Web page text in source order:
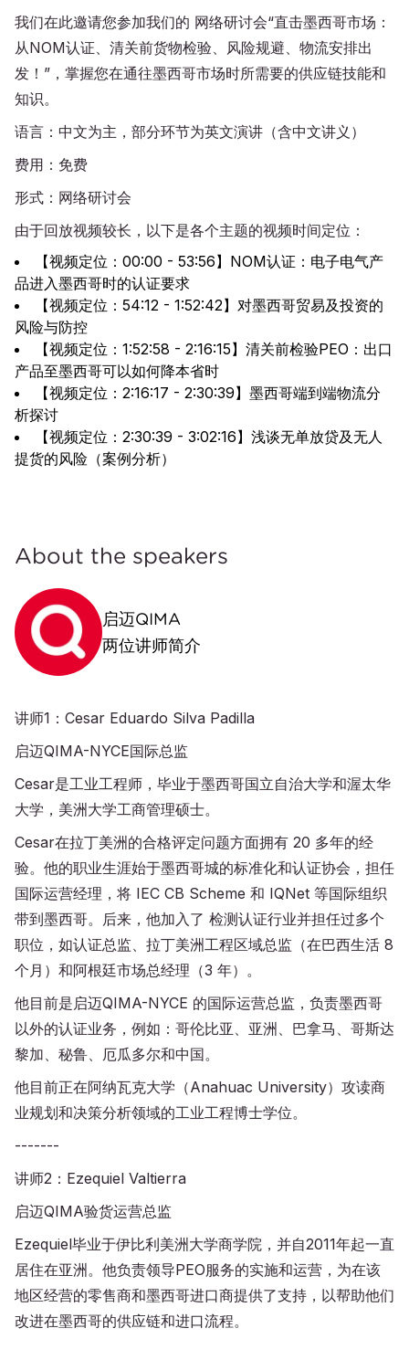
我们在此邀请您参加我们的 网络研讨会“直击墨西哥市场：
从NOM认证、清关前货物检验、风险规避、物流安排出
发！”，掌握您在通往墨西哥市场时所需要的供应链技能和
知识。
语言：中文为主，部分环节为英文演讲（含中文讲义）
费用：免费
形式：网络研讨会
由于回放视频较长，以下是各个主题的视频时间定位：
【视频定位：00:00 - 53:56】NOM认证：电子电气产
品进入墨西哥时的认证要求
【视频定位：54:12 - 1:52:42】对墨西哥贸易及投资的
风险与防控
【视频定位：1:52:58 - 2:16:15】清关前检验PEO：出口
产品至墨西哥可以如何降本省时
【视频定位：2:16:17 - 2:30:39】墨西哥端到端物流分
析探讨
【视频定位：2:30:39 - 3:02:16】浅谈无单放贷及无人
提货的风险（案例分析）
About the speakers
启迈QIMA
两位讲师简介
讲师1：Cesar Eduardo Silva Padilla
启迈QIMA-NYCE国际总监
Cesar是工业工程师，毕业于墨西哥国立自治大学和渥太华
大学，美洲大学工商管理硕士。
Cesar在拉丁美洲的合格评定问题方面拥有 20 多年的经
验。他的职业生涯始于墨西哥城的标准化和认证协会，担任
国际运营经理，将 IEC CB Scheme 和 IQNet 等国际组织
带到墨西哥。后来，他加入了 检测认证行业并担任过多个
职位，如认证总监、拉丁美洲工程区域总监（在巴西生活 8
个月）和阿根廷市场总经理（3 年）。
他目前是启迈QIMA-NYCE 的国际运营总监，负责墨西哥
以外的认证业务，例如：哥伦比亚、亚洲、巴拿马、哥斯达
黎加、秘鲁、厄瓜多尔和中国。
他目前正在阿纳瓦克大学（Anahuac University）攻读商
业规划和决策分析领域的工业工程博士学位。
-------
讲师2：Ezequiel Valtierra
启迈QIMA验货运营总监
Ezequiel毕业于伊比利美洲大学商学院，并自2011年起一直
居住在亚洲。他负责领导PEO服务的实施和运营，为在该
地区经营的零售商和墨西哥进口商提供了支持，以帮助他们
改进在墨西哥的供应链和进口流程。